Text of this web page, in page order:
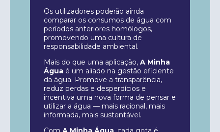
Os utilizadores poderão ainda
comparar os consumos de água com
períodos anteriores homólogos,
promovendo uma cultura de
responsabilidade ambiental.
Mais do que uma aplicação, A Minha
Águaé um aliado na gestão eficiente
da água. Promove a transparência,
reduz perdas e desperdícios e
incentiva uma nova forma de pensar e
utilizar a água — mais racional, mais
informada, mais sustentável.